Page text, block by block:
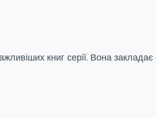
книг серії. Вона закладає